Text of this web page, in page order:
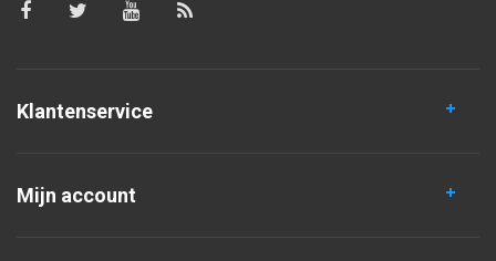
Klantenservice
Mijn account